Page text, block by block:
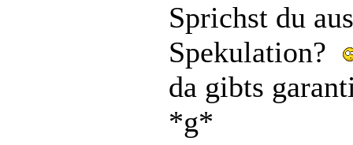
Sprichst du
Spekulation?
da gibts
*g*